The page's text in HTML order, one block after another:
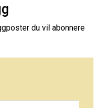
du vil abonnere